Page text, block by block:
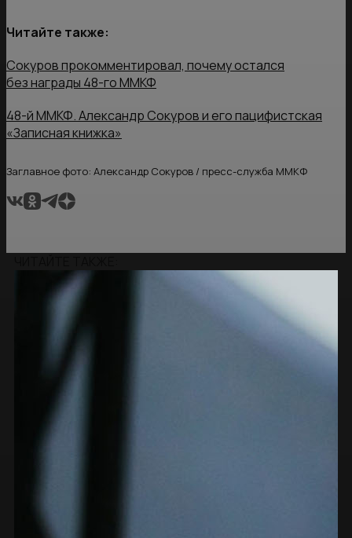
Читайте также:
Сокуров прокомментировал, почему остался
без награды 48-го ММКФ
48-й ММКФ. Александр Сокуров и его пацифистская
«Записная книжка»
Заглавное фото: Александр Сокуров / пресс-служба ММКФ